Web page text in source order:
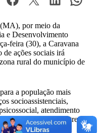
por meio da
e Desenvolvimento
feira (30), a Caravana
ações sociais irá
rural do município de
a população mais
socioassistenciais,
atendimento
Bolsa Família, dentre